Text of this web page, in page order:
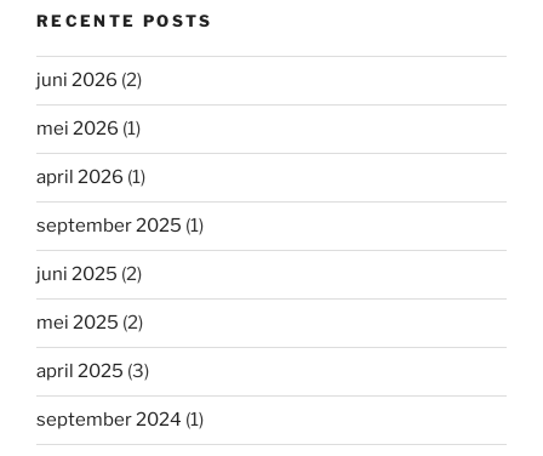
RECENTE POSTS
juni 2026 (2)
mei 2026 (1)
april 2026 (1)
september 2025 (1)
juni 2025 (2)
mei 2025 (2)
april 2025 (3)
september 2024 (1)